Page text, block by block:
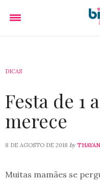
DICAS
Festa de 1
merece
8 DE AGOSTO DE 2018 by
Muitas mamães se